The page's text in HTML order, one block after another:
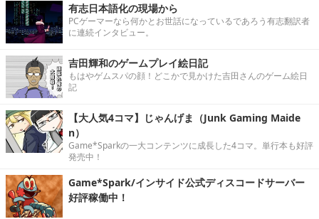
有志日本語化の現場から
PCゲーマーなら何かとお世話になっているであろう有志翻訳者
に連続インタビュー。
吉田輝和のゲームプレイ絵日記
もはやゲムスパの顔！どこかで見かけた吉田さんのゲーム絵日
記
【大人気4コマ】じゃんげま（Junk Gaming Maide
n）
Game*Sparkの一大コンテンツに成長した4コマ。単行本も好評
発売中！
Game*Spark/インサイド公式ディスコードサーバー
好評稼働中！